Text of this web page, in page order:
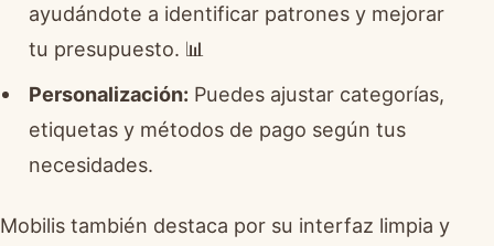
ayudándote a identificar patrones y mejorar
tu presupuesto. 📊
Personalización: Puedes ajustar categorías,
etiquetas y métodos de pago según tus
necesidades.
Mobilis también destaca por su interfaz limpia y